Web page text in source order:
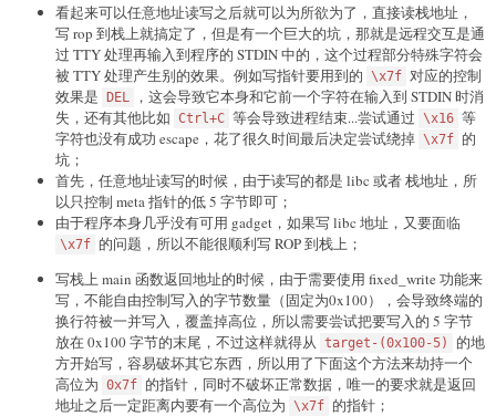
看起来可以任意地址读写之后就可以为所欲为了，直接读栈地址，
写 rop 到栈上就搞定了，但是有一个巨大的坑，那就是远程交互是通
过 TTY 处理再输入到程序的 STDIN 中的，这个过程部分特殊字符会
被 TTY 处理产生别的效果。例如写指针要用到的 \x7f 对应的控制
效果是 DEL
，这会导致它本身和它前一个字符在输入到 STDIN 时消
失，还有其他比如 Ctrl+C 等会导致进程结束...尝试通过 \x16 等
字符也没有成功 escape，花了很久时间最后决定尝试绕掉 \x7f 的
坑；
首先，任意地址读写的时候，由于读写的都是 libc 或者 栈地址，所
以只控制 meta 指针的低 5 字节即可；
由于程序本身几乎没有可用 gadget，如果写 libc 地址，又要面临
\x7f 的问题，所以不能很顺利写 ROP 到栈上；
写栈上 main 函数返回地址的时候，由于需要使用 fixed_write 功能来
写，不能自由控制写入的字节数量（固定为0x100），会导致终端的
换行符被一并写入，覆盖掉高位，所以需要尝试把要写入的 5 字节
放在 0x100 字节的末尾，不过这样就得从
target-(0x100-5)
的地
方开始写，容易破坏其它东西，所以用了下面这个方法来劫持一个
高位为 0x7f 的指针，同时不破坏正常数据，唯一的要求就是返回
地址之后一定距离内要有一个高位为 \x7f 的指针；